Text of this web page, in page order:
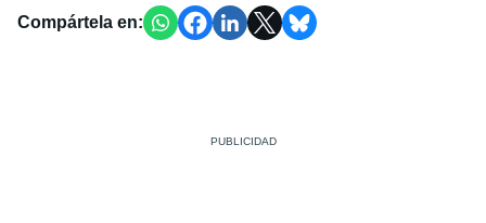
Compártela en: